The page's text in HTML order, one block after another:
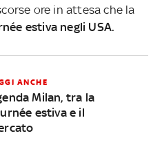
ore in attesa che la
estiva negli USA.
ANCHE
Milan, tra la
estiva e il